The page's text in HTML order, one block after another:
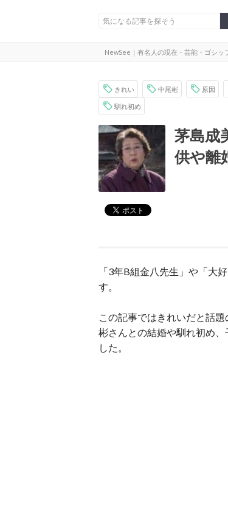
NewSee｜有名人の現在・芸能・ゴシッ
きれい 中尾彬 原因
馴れ初め
茅島成
供や離
「3年B組金八先生」や「大
す。
この記事ではきれいだと話
彬さんとの結婚や馴れ初め
した。